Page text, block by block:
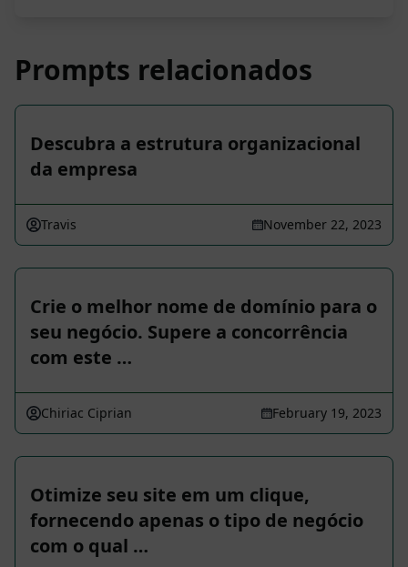
Prompts relacionados
Descubra a estrutura organizacional
da empresa
Travis November 22, 2023
Crie o melhor nome de domínio para o
seu negócio. Supere a concorrência
com este …
Chiriac Ciprian February 19, 2023
Otimize seu site em um clique,
fornecendo apenas o tipo de negócio
com o qual …